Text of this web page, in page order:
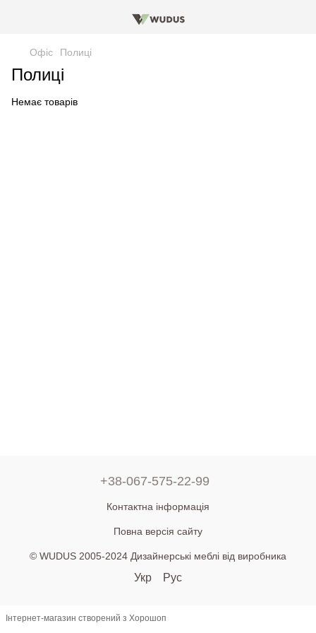
Офіс Полиці
Полиці
Немає товарів
+38-067-575-22-99
Контактна інформація
Повна версія сайту
© WUDUS 2005-2024 Дизайнерські меблі від виробника
Укр Рус
Інтернет-магазин створений з Хорошоп